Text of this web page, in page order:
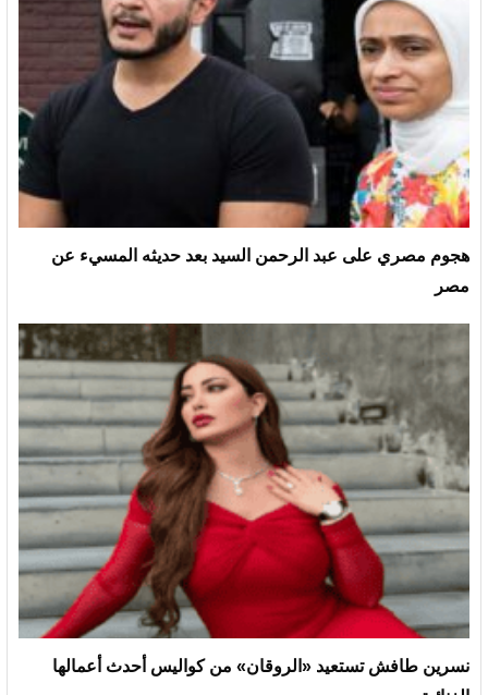
هجوم مصري على عبد الرحمن السيد بعد حديثه المسيء عن
مصر
نسرين طافش تستعيد «الروقان» من كواليس أحدث أعمالها